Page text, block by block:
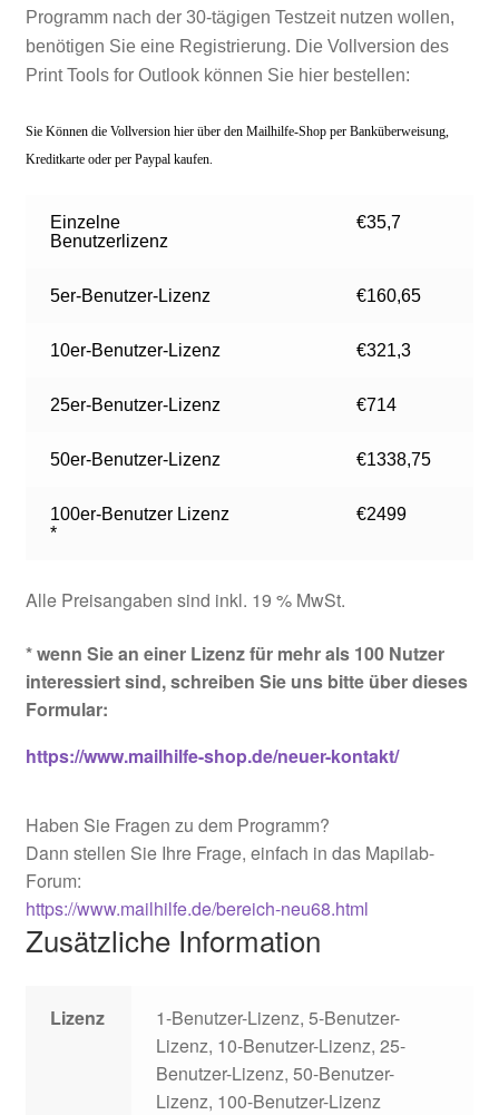
Programm nach der 30-tägigen Testzeit nutzen wollen,
benötigen Sie eine Registrierung. Die Vollversion des
PrintTools forOutlook können Sie hier bestellen:
Sie Können die Vollversion hier über den Mailhilfe-Shop per Banküberweisung,
Kreditkarte oder per Paypalkaufen.
Einzelne
Benutzerlizenz
€35,7
5er-Benutzer-Lizenz €160,65
10er-Benutzer-Lizenz €321,3
25er-Benutzer-Lizenz €714
50er-Benutzer-Lizenz €1338,75
100er-Benutzer Lizenz
*
€2499
Alle Preisangaben sind inkl. 19 % MwSt.
* wenn Sie an einer Lizenz für mehr als 100 Nutzer
interessiert sind, schreiben Sie uns bitte über dieses
Formular:
https://www.mailhilfe-shop.de/neuer-kontakt/
Haben Sie Fragen zu dem Programm?
Dann stellen Sie Ihre Frage, einfach in das Mapilab-
Forum:
https://www.mailhilfe.de/bereich-neu68.html
Zusätzliche Information
Lizenz
1-Benutzer-Lizenz, 5-Benutzer-
Lizenz, 10-Benutzer-Lizenz, 25-
Benutzer-Lizenz, 50-Benutzer-
Lizenz, 100-Benutzer-Lizenz